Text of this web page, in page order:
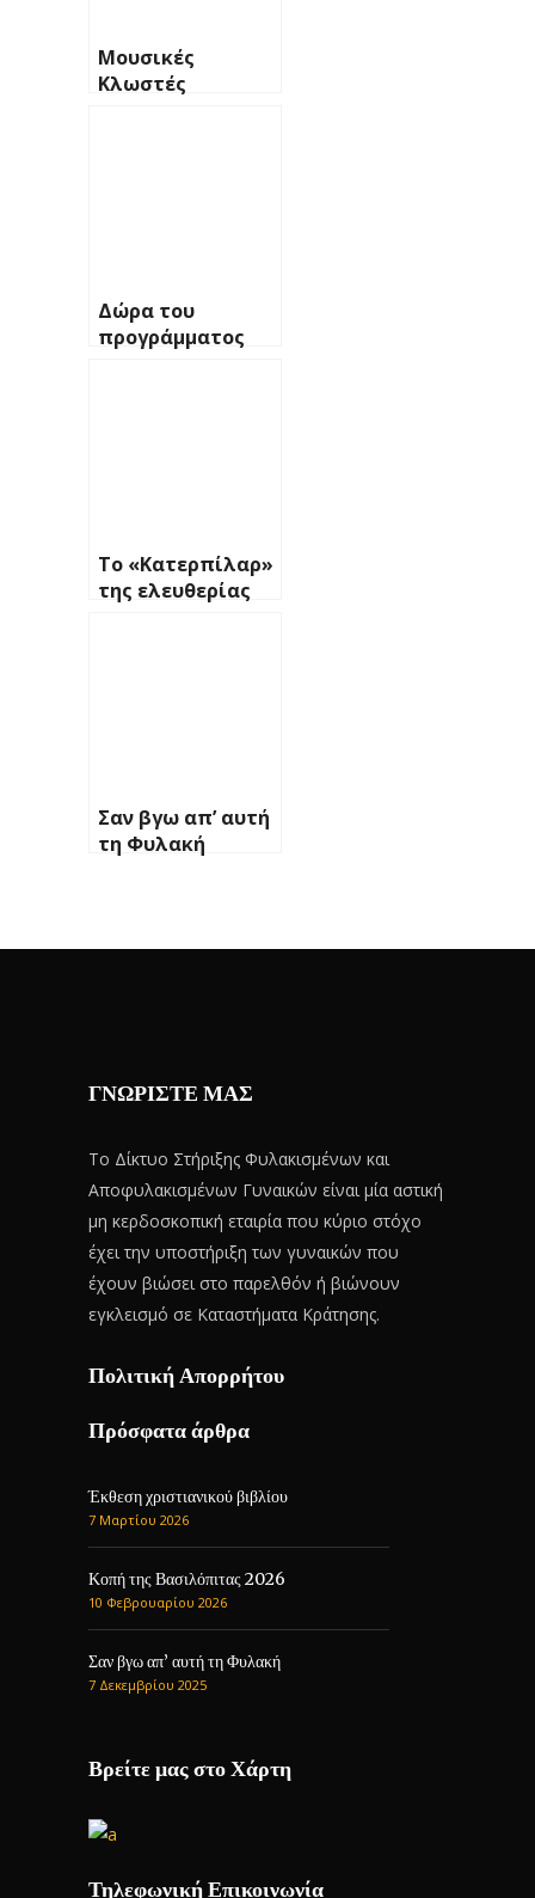
Μουσικές
Κλωστές
Δώρα του
προγράμματος
Το «Κατερπίλαρ»
της ελευθερίας
Σαν βγω απ’ αυτή
τη Φυλακή
ΓΝΩΡΙΣΤΕ ΜΑΣ
Το Δίκτυο Στήριξης Φυλακισμένων και
Αποφυλακισμένων Γυναικών είναι μία αστική
μη κερδοσκοπική εταιρία που κύριο στόχο
έχει την υποστήριξη των γυναικών που
έχουν βιώσει στο παρελθόν ή βιώνουν
εγκλεισμό σε Καταστήματα Κράτησης.
Πολιτική Απορρήτου
Πρόσφατα άρθρα
Έκθεση χριστιανικού βιβλίου
7 Μαρτίου 2026
Κοπή της Βασιλόπιτας 2026
10 Φεβρουαρίου 2026
Σαν βγω απ’ αυτή τη Φυλακή
7 Δεκεμβρίου 2025
Βρείτε μας στο Χάρτη
Τηλεφωνική Επικοινωνία